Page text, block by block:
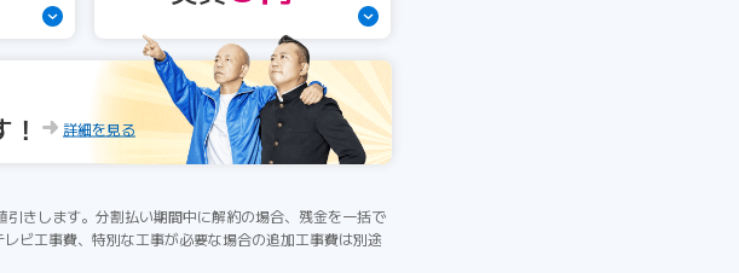
詳細を見る
きします。分割払い期間中に解約の場合、残金を一括で
ビ工事費、特別な工事が必要な場合の追加工事費は別途